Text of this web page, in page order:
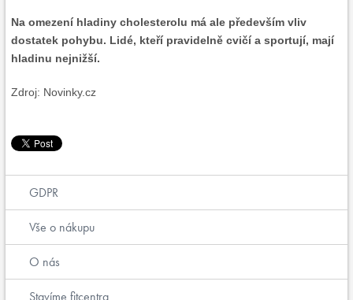
Na omezení hladiny cholesterolu má ale především vliv
dostatek pohybu. Lidé, kteří pravidelně cvičí a sportují, mají
hladinu nejnižší.
Zdroj: Novinky.cz
GDPR
Vše o nákupu
O nás
Stavíme fitcentra